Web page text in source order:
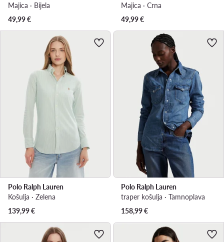
Majica · Bijela
49,99€
Majica · Crna
49,99€
Polo Ralph Lauren
Košulja · Zelena
139,99€
Polo Ralph Lauren
traper košulja · Tamnoplava
158,99€